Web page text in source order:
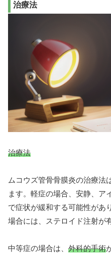
治療法
治療法
ムコウズ管骨骨膜炎の治療法
ます。軽症の場合、安静、ア
で症状が緩和する可能性があ
場合には、ステロイド注射が
中等症の場合は、 外科的手術